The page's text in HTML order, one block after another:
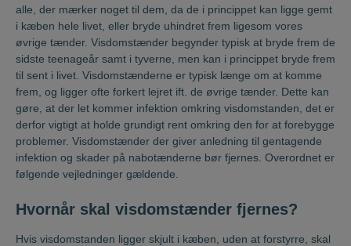
alle, der mærker noget til dem, da de i princippet kan ligge gemt
i kæben hele livet, eller bryde uhindret frem ligesom vores
øvrige tænder. Visdomstænder begynder typisk at bryde frem de
sidste teenageår samt i tyverne, men kan i princippet bryde frem
til sent i livet. Visdomstænderne er typisk længe om at komme
frem, og ligger ofte forkert lejret ift. de øvrige tænder. Dette kan
gøre, at der let kommer infektion omkring visdomstanden, det er
derfor vigtigt at holde grundigt rent omkring den for at forebygge
problemer. Visdomstænder der giver anledning til gentagende
infektion og skader på nabotænderne bør fjernes. Overordnet er
følgende vejledninger gældende.
Hvornår skal visdomstænder fjernes?
Hvis visdomstanden ligger skjult i kæben, uden at forstyrre, skal